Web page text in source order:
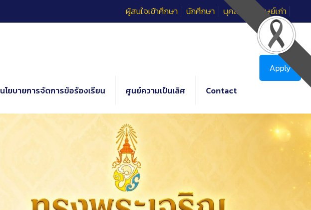
ผู้สนใจเข้าศึกษา นักศึกษา บุคลากร ศิษย์เก่า
นโยบายการจัดการข้อร้องเรียน ศูนย์ความเป็นเลิศ Contact
Apply